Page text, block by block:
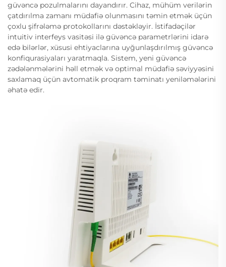
güvəncə pozulmalarını dayandırır. Cihaz, mühüm verilərin
çatdırılma zamanı müdafiə olunmasını təmin etmək üçün
çoxlu şifrələmə protokollarını dəstəkləyir. İstifadəçilər
intuitiv interfeys vasitəsi ilə güvəncə parametrlərini idarə
edə bilərlər, xüsusi ehtiyaclarına uyğunlaşdırılmış güvəncə
konfiqurasiyaları yaratmaqla. Sistem, yeni güvəncə
zədələnmələrini həll etmək və optimal müdafiə səviyyəsini
saxlamaq üçün avtomatik proqram təminatı yeniləmələrini
əhatə edir.